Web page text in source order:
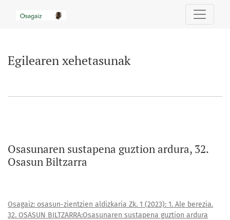
Egilearen xehetasunak
Osasunaren sustapena guztion ardura, 32.
Osasun Biltzarra
Osagaiz: osasun-zientzien aldizkaria Zk. 1 (2023): 1. Ale berezia.
32. OSASUN BILTZARRA:Osasunaren sustapena guztion ardura